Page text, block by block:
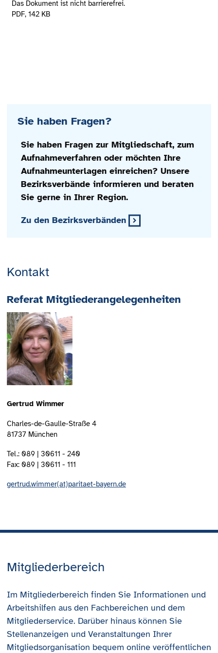
Das Dokument ist nicht barrierefrei.
PDF, 142 KB
Sie haben Fragen?
Sie haben Fragen zur Mitgliedschaft, zum
Aufnahmeverfahren oder möchten Ihre
Aufnahmeunterlagen einreichen? Unsere
Bezirksverbände informieren und beraten
Sie gerne in Ihrer Region.
Zu den Bezirksverbänden
Kontakt
Referat Mitgliederangelegenheiten
Gertrud Wimmer
Charles-de-Gaulle-Straße 4
81737 München
Tel.: 089 | 30611 - 240
Fax: 089 | 30611 - 111
gertrud.wimmer(at)paritaet-bayern.de
Mitgliederbereich
Im Mitgliederbereich finden Sie Informationen und
Arbeitshilfen aus den Fachbereichen und dem
Mitgliederservice. Darüber hinaus können Sie
Stellenanzeigen und Veranstaltungen Ihrer
Mitgliedsorganisation bequem online veröffentlichen